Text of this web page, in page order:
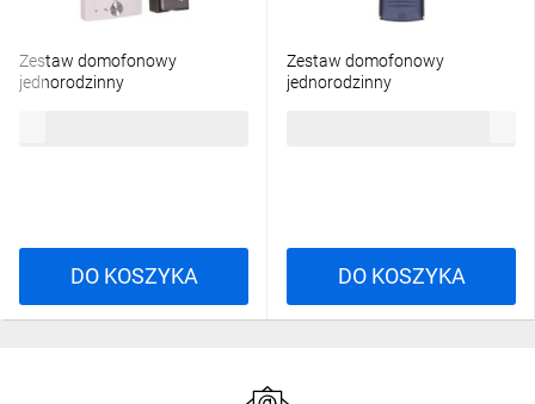
Zestaw domofonowy
jednorodzinny
DO KOSZYKA
Zestaw domofonowy
jednorodzinny
DO KOSZYKA